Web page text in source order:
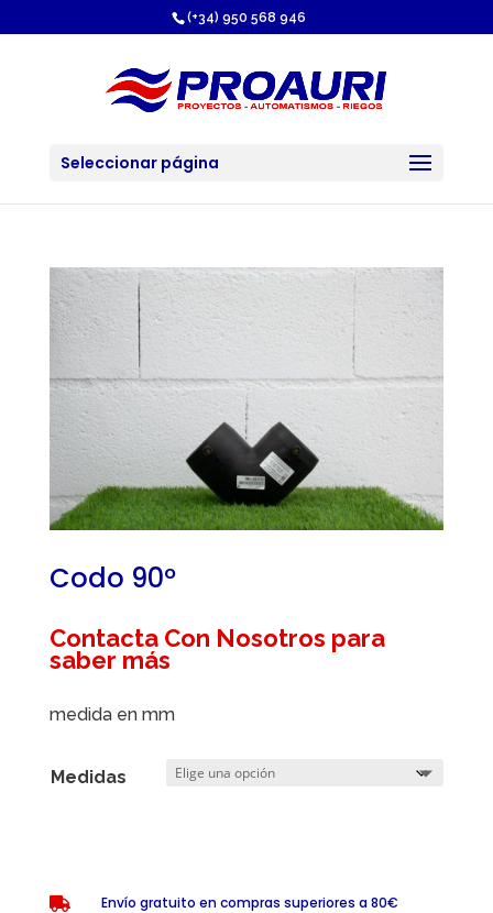
(+34) 950 568 946
Seleccionar página
Codo 90º
Contacta Con Nosotros para
saber más
medida en mm
Medidas
 Envío gratuito en compras superiores a 80€